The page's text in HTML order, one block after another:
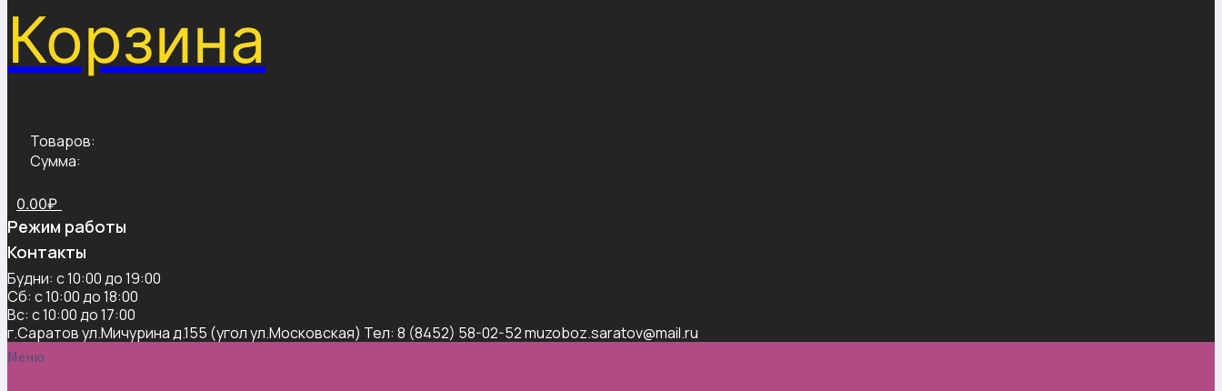
Корзина
Товаров:
Сумма:
0.00₽
Режим работы
Контакты
Будни: с 10:00 до 19:00
Сб: с 10:00 до 18:00
Вс: с 10:00 до 17:00
г.Саратов ул.Мичурина д.155 (угол ул.Московская) Тел: 8 (8452) 58-02-52 muzoboz.saratov@mail.ru
Меню